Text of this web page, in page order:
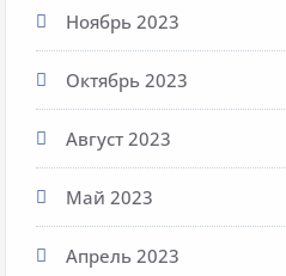
Ноябрь 2023
Октябрь 2023
Август 2023
Май 2023
Апрель 2023